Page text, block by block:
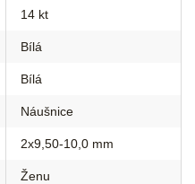
14 kt
Bílá
Bílá
Náušnice
2x9,50-10,0 mm
Ženu